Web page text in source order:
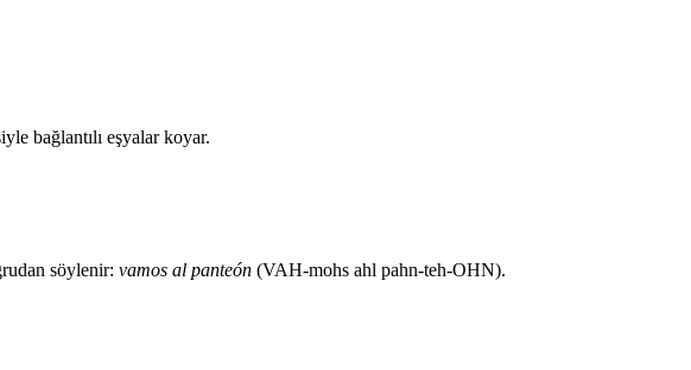
bağlantılı eşyalar koyar.
söylenir: vamos al panteón (VAH-mohs ahl pahn-teh-OHN).